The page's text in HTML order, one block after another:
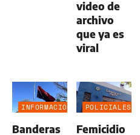
video de
archivo
que ya es
viral
INFORMACIÓN
Banderas
POLICIALES
Femicidio